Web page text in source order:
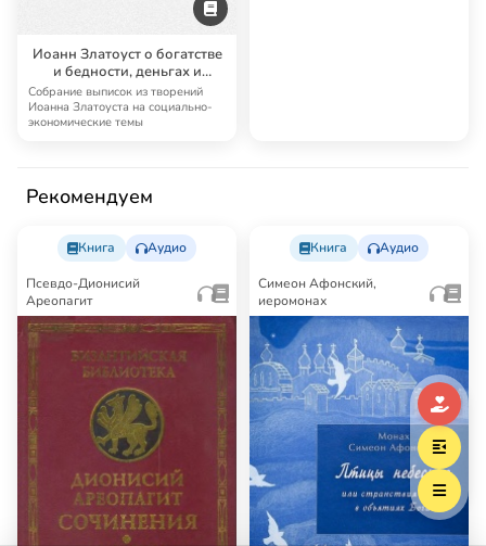
Иоанн Златоуст о богатстве
и бедности, деньгах и
собственности
Собрание выписок из творений
Иоанна Златоуста на социально-
экономические темы
Рекомендуем
Книга Аудио
Псевдо-Дионисий
Ареопагит
Книга Аудио
Симеон Афонский,
иеромонах